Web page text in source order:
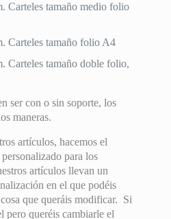
Carteles tamaño medio folio
Carteles tamaño folio A4
Carteles tamaño doble folio,
ser con o sin soporte, los
maneras.
artículos, hacemos el
para los
artículos llevan un
en el que podéis
que queráis modificar. Si
pero queréis cambiarle el